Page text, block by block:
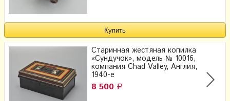
Старинная жестяная копилка
«Сундучок», модель № 10016​,
компания Chad Valley, Англия,
1940-е
8 500 Р